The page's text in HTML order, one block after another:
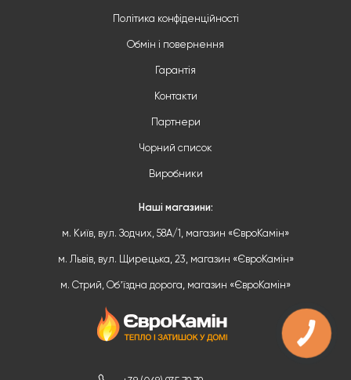
Політика конфіденційності
Обмін і повернення
Гарантія
Контакти
Партнери
Чорний список
Виробники
Наші магазини:
м. Київ, вул. Зодчих, 58А/1, магазин «ЄвроКамін»
м. Львів, вул. Щирецька, 23, магазин «ЄвроКамін»
м. Стрий, Обʼїздна дорога, магазин «ЄвроКамін»